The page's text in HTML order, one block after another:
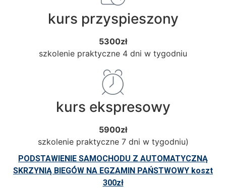
kurs przyspieszony
5300zł
szkolenie praktyczne 4 dni w tygodniu
kurs ekspresowy
5900zł
szkolenie praktyczne 7 dni w tygodniu)
PODSTAWIENIE SAMOCHODU Z AUTOMATYCZNĄ
SKRZYNIĄ BIEGÓW NA EGZAMIN PAŃSTWOWY koszt
300zł